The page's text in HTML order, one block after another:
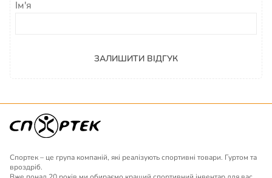
Ім'я
ЗАЛИШИТИ ВІДГУК
Спортек – це група компаній, які реалізують спортивні товари. Гуртом та
вроздріб.